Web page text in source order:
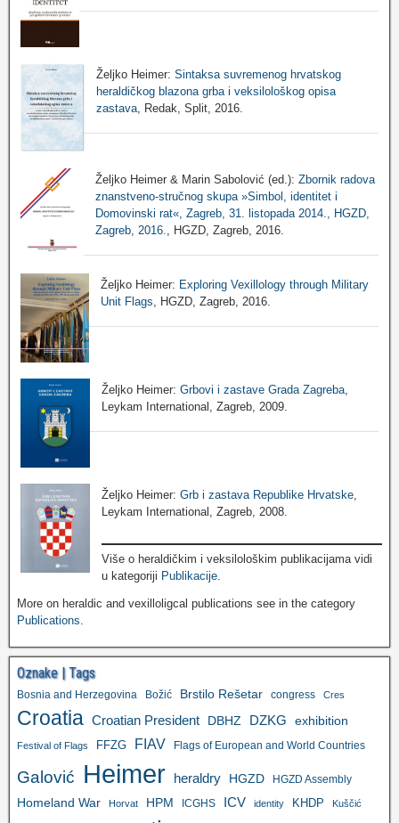
Željko Heimer: Sintaksa suvremenog hrvatskog
heraldičkog blazona grba i veksilološkog opisa
zastava, Redak, Split, 2016.
Željko Heimer & Marin Sabolović (ed.): Zbornik radova
znanstveno-stručnog skupa »Simbol, identitet i
Domovinski rat«, Zagreb, 31. listopada 2014., HGZD,
Zagreb, 2016.
, HGZD, Zagreb, 2016.
Željko Heimer: Exploring Vexillology through Military
Unit Flags , HGZD, Zagreb, 2016.
Željko Heimer: Grbovi i zastave Grada Zagreba
Leykam International, Zagreb, 2009.
Željko Heimer:Grb i zastava Republike Hrvatske
Leykam International, Zagreb, 2008.
Više o heraldičkim i veksilološkim publikacijama vidi
u kategoriji Publikacije.
More on heraldic and vexilloligcal publications see in the category
Publications.
Oznake | Tags
Bosnia and Herzegovina Božić Brstilo Rešetar congress Cres
Croatia Croatian President DBHZ DZKG exhibition
Festival of Flags FFZG FIAV Flags of European and World Countries
Galović Heimer heraldry HGZD HGZD Assembly
Homeland War Horvat HPM ICGHS ICV identity KHDP Kuščić